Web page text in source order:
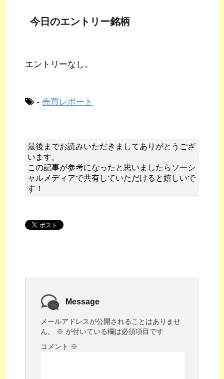
今日のエントリー銘柄
エントリーなし。
- 売買レポート
最後までお読みいただきましてありがとうござ
います。
この記事が参考になったと思いましたらソーシ
ャルメディアで共有していただけると嬉しいで
す！
Message
メールアドレスが公開されることはありませ
ん。
※ が付いている欄は必須項目です
コメント ※